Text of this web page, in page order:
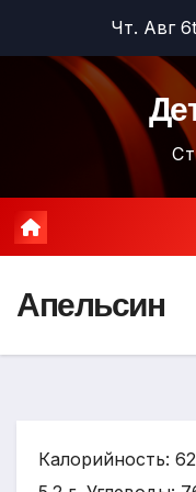
содержимому
Чт. Авг
Апельсин
Калорийность: